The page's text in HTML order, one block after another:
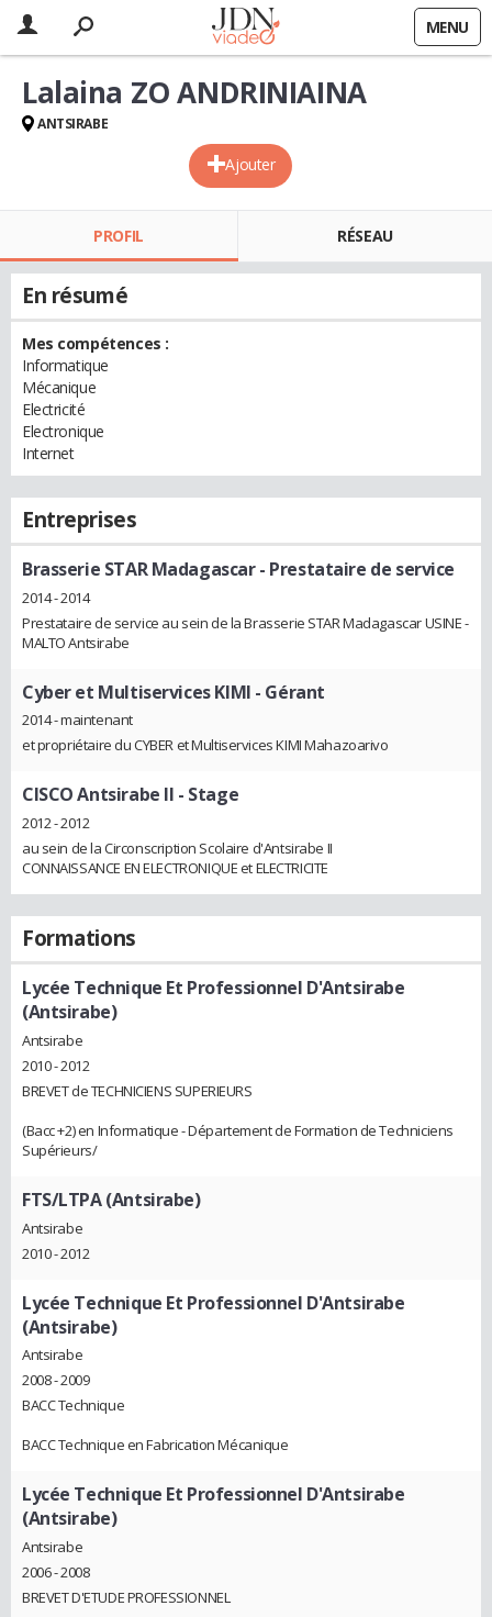
MENU
Ajouter
Lalaina ZO ANDRINIAINA
ANTSIRABE
PROFIL RÉSEAU
En résumé
Mes compétences :
Informatique
Mécanique
Electricité
Electronique
Internet
Entreprises
Brasserie STAR Madagascar- Prestataire de service
2014 - 2014
Prestataire de service au sein de la Brasserie STAR Madagascar USINE -
MALTO Antsirabe
Cyber et Multiservices KIMI - Gérant
2014 - maintenant
et propriétaire du CYBER et Multiservices KIMI Mahazoarivo
CISCO Antsirabe II - Stage
2012 - 2012
au sein de la Circonscription Scolaire d'Antsirabe II
CONNAISSANCE EN ELECTRONIQUE et ELECTRICITE
Formations
Lycée Technique Et Professionnel D'Antsirabe
(Antsirabe)
Antsirabe
2010 - 2012
BREVET de TECHNICIENS SUPERIEURS
(Bacc +2) en Informatique - Département de Formation de Techniciens
Supérieurs/
FTS/LTPA (Antsirabe)
Antsirabe
2010 - 2012
Lycée Technique Et Professionnel D'Antsirabe
(Antsirabe)
Antsirabe
2008 - 2009
BACC Technique
BACC Technique en Fabrication Mécanique
Lycée Technique Et Professionnel D'Antsirabe
(Antsirabe)
Antsirabe
2006 - 2008
BREVET D'ETUDE PROFESSIONNEL